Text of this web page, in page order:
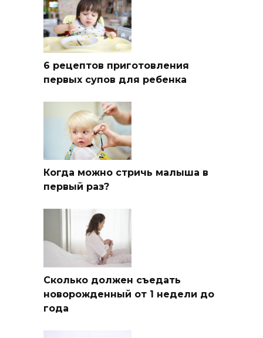
6 рецептов приготовления
первых супов для ребенка
Когда можно стричь малыша в
первый раз?
Сколько должен съедать
новорожденный от 1 недели до
года